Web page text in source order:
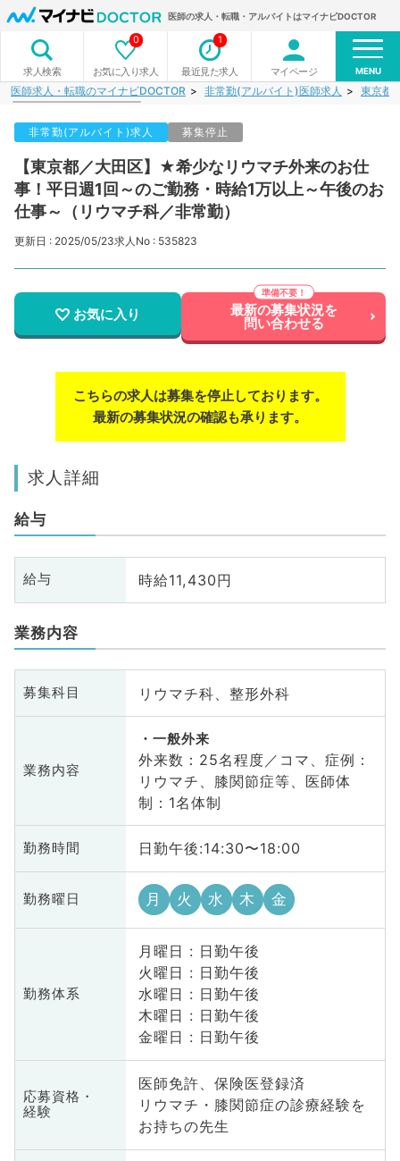
医師の求人・転職・アルバイトはマイナビDOCTOR
求人検索 お気に入り求人
0
最近見た求人
1
マイページ MENU
医師求人・転職のマイナビDOCTOR 非常勤(アルバイト)医師求人 東京都
非常勤(アルバイト)求人 募集停止
【東京都／大田区】★希少なリウマチ外来のお仕
事！平日週1回～のご勤務・時給1万以上～午後のお
仕事～（リウマチ科／非常勤）
更新日 : 2025/05/23求人No : 535823
お気に入り 最新の募集状況を
問い合わせる
こちらの求人は募集を停止しております。
最新の募集状況の確認も承ります。
求人詳細
給与
給与 時給11,430円
業務内容
募集科目 リウマチ科、整形外科
業務内容
一般外来
外来数：25名程度／コマ、症例：
リウマチ、膝関節症等、医師体
制：1名体制
勤務時間 日勤午後:14:30〜18:00
勤務曜日 月 火 水 木 金
勤務体系
月曜日 : 日勤午後
火曜日 : 日勤午後
水曜日 : 日勤午後
木曜日 : 日勤午後
金曜日 : 日勤午後
応募資格・
経験
医師免許、保険医登録済
リウマチ・膝関節症の診療経験を
お持ちの先生